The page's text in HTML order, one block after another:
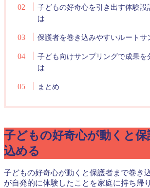
子どもの好奇心を引き出す体験設
は
保護者を巻き込みやすいルートサ
子ども向けサンプリングで成果を
は
まとめ
子どもの好奇心が動くと保
込める
子どもの好奇心が動くと保護者まで巻き
が自発的に体験したことを家庭に持ち帰